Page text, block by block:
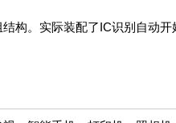
构。实际装配了IC识别自动